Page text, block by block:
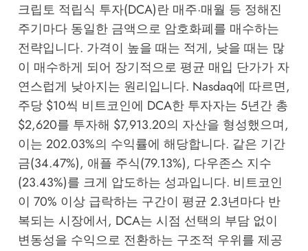
크립토 적립식 투자(DCA)란 매주·매월 등 정해진
주기마다 동일한 금액으로 암호화폐를 매수하는
전략입니다. 가격이 높을 때는 적게, 낮을 때는 많
이 매수하게 되어 장기적으로 평균 매입 단가가 자
연스럽게 낮아지는 원리입니다. Nasdaq에 따르면,
주당 $10씩 비트코인에 DCA한 투자자는 5년간 총
$2,620를 투자해 $7,913.20의 자산을 형성했으며,
이는 202.03%의 수익률에 해당합니다. 같은 기간
금(34.47%), 애플 주식(79.13%), 다우존스 지수
(23.43%)를 크게 압도하는 성과입니다. 비트코인
이 70% 이상 급락하는 구간이 평균 2.3년마다 반
복되는 시장에서, DCA는 시점 선택의 부담 없이
변동성을 수익으로 전환하는 구조적 우위를 제공